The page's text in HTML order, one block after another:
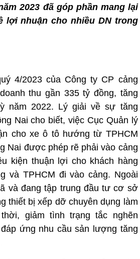
2023 đã góp phần mang lại
lợi nhuận cho nhiều DN trong
4/2023 của Công ty CP cảng
thu gần 335 tỷ đồng, tăng
năm 2022. Lý giải về sự tăng
Nai cho biết, việc Cục Quản lý
cho xe ô tô hướng từ TPHCM
Nai được phép rẽ phải vào cảng
kiện thuận lợi cho khách hàng
và TPHCM đi vào cảng. Ngoài
và đang tập trung đầu tư cơ sở
thiết bị xếp dỡ chuyên dụng làm
giảm tình trạng tắc nghẽn
ứng nhu cầu sản lượng tăng